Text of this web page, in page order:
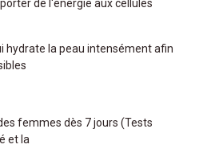
de l'énergie aux cellules
hydrate la peau intensément afin
femmes dès 7 jours (Tests
et la